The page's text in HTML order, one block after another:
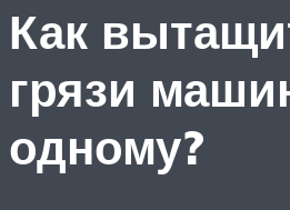
Как
грязи
одному?